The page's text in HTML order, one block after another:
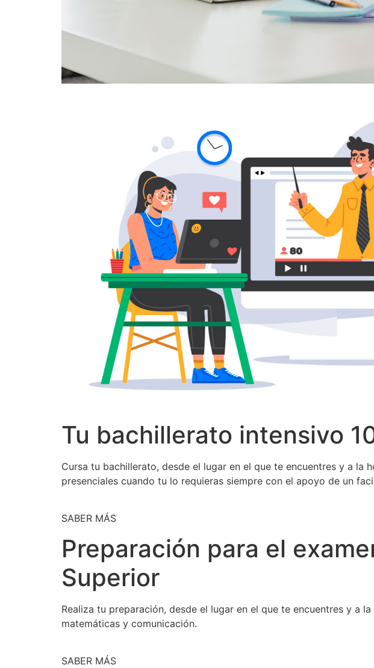
Tu bachillerato intensivo
Cursa tu bachillerato, desde el lugar en el que te encuentres y a
presenciales cuando tu lo requieras siempre con el apoyo de un
SABER MÁS
Preparación para el
Superior
Realiza tu preparación, desde el lugar en el que te encuentres y a
matemáticas y comunicación.
SABER MÁS